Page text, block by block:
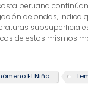
peruana
de ondas, indica
de estos mismos
El Niño